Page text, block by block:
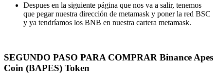
Despues en la siguiente página que nos va a salir, tenemos
que pegar nuestra dirección de metamask y poner la red BSC
y ya tendríamos los BNB en nuestra cartera metamask.
SEGUNDO PASO PARA COMPRAR Binance Apes
Coin (BAPES) Token